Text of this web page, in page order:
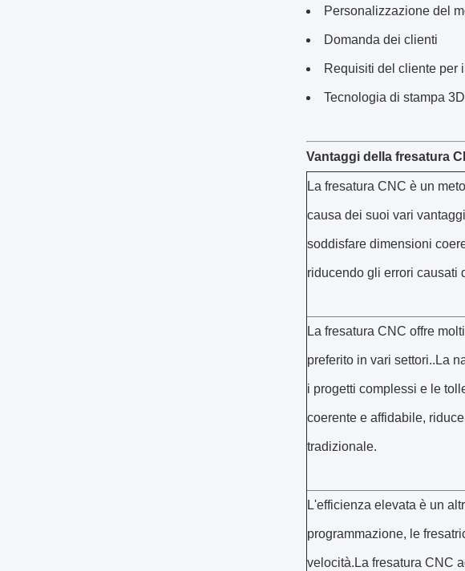
Personalizzazione del
Domanda dei clienti
Requisiti del cliente per
Tecnologia di stampa 3D
Vantaggi della fresatura
La fresatura CNC è un
causa dei suoi vari
soddisfare dimensioni
riducendo gli errori causati
La fresatura CNC offre
preferito in vari settori..La
i progetti complessi e le
coerente e affidabile,
tradizionale.
L'efficienza elevata è un
programmazione, le
velocità.La fresatura CNC